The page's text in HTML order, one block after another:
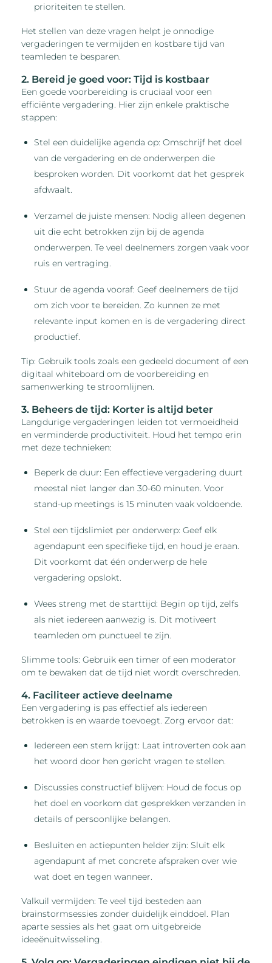
prioriteiten te stellen.
Het stellen van deze vragen helpt je onnodige
vergaderingen te vermijden en kostbare tijd van
teamleden te besparen.
2. Bereid je goed voor: Tijd is kostbaar
Een goede voorbereiding is cruciaal voor een
efficiënte vergadering. Hier zijn enkele praktische
stappen:
Stel een duidelijke agenda op: Omschrijf het doel
van de vergadering en de onderwerpen die
besproken worden. Dit voorkomt dat het gesprek
afdwaalt.
Verzamel de juiste mensen: Nodig alleen degenen
uit die echt betrokken zijn bij de agenda
onderwerpen. Te veel deelnemers zorgen vaak voor
ruis en vertraging.
Stuur de agenda vooraf: Geef deelnemers de tijd
om zich voor te bereiden. Zo kunnen ze met
relevante input komen en is de vergadering direct
productief.
Tip: Gebruik tools zoals een gedeeld document of een
digitaal whiteboard om de voorbereiding en
samenwerking te stroomlijnen.
3. Beheers de tijd: Korter is altijd beter
Langdurige vergaderingen leiden tot vermoeidheid
en verminderde productiviteit. Houd het tempo erin
met deze technieken:
Beperk de duur: Een effectieve vergadering duurt
meestal niet langer dan 30-60 minuten. Voor
stand-up meetings is 15 minuten vaak voldoende.
Stel een tijdslimiet per onderwerp: Geef elk
agendapunt een specifieke tijd, en houd je eraan.
Dit voorkomt dat één onderwerp de hele
vergadering opslokt.
Wees streng met de starttijd: Begin op tijd, zelfs
als niet iedereen aanwezig is. Dit motiveert
teamleden om punctueel te zijn.
Slimme tools: Gebruik een timer of een moderator
om te bewaken dat de tijd niet wordt overschreden.
4. Faciliteer actieve deelname
Een vergadering is pas effectief als iedereen
betrokken is en waarde toevoegt. Zorg ervoor dat:
Iedereen een stem krijgt: Laat introverten ook aan
het woord door hen gericht vragen te stellen.
Discussies constructief blijven: Houd de focus op
het doel en voorkom dat gesprekken verzanden in
details of persoonlijke belangen.
Besluiten en actiepunten helder zijn: Sluit elk
agendapunt af met concrete afspraken over wie
wat doet en tegen wanneer.
Valkuil vermijden: Te veel tijd besteden aan
brainstormsessies zonder duidelijk einddoel. Plan
aparte sessies als het gaat om uitgebreide
ideeënuitwisseling.